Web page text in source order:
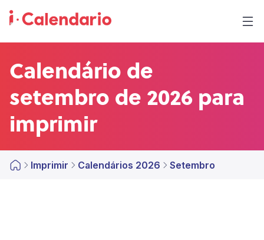
Calendário de
setembro de 2026 para
imprimir
Imprimir Calendários 2026 Setembro